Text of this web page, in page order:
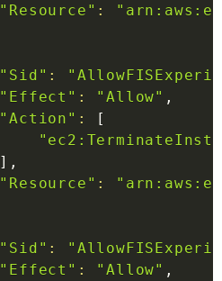
"Resource" :
"Sid" :
"Effect" : "Allow" ,
"Action" :
[
] ,
"Resource" :
"Sid" :
"Effect" : "Allow" ,